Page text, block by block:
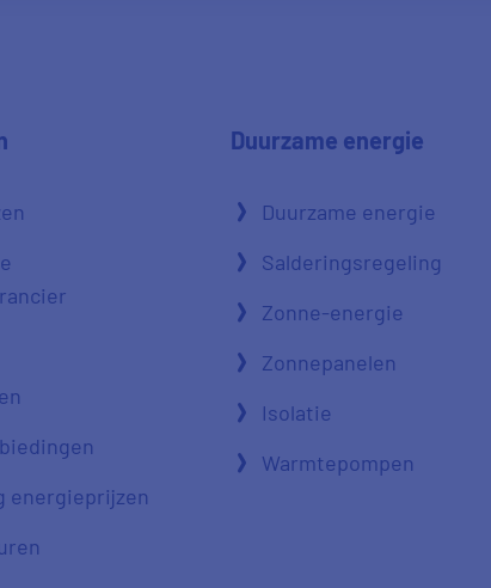
energieprijzen
Duurzame energie
Duurzame energie
Salderingsregeling
Zonne-energie
Zonnepanelen
Isolatie
Warmtepompen